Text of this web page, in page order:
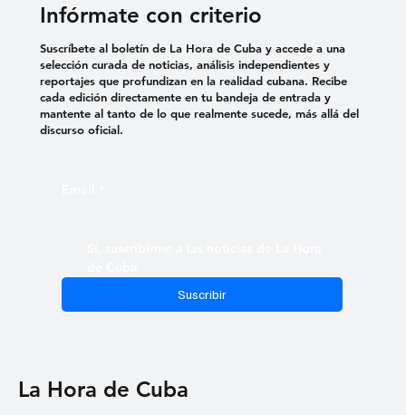
Infórmate con criterio
Suscribir
Suscríbete al boletín de La Hora de Cuba y accede a una
selección curada de noticias, análisis independientes y
reportajes que profundizan en la realidad cubana. Recibe
cada edición directamente en tu bandeja de entrada y
mantente al tanto de lo que realmente sucede, más allá del
discurso oficial.
La Hora de Cuba